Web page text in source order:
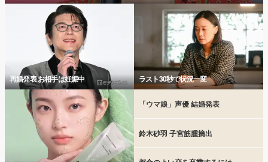
再婚発表 お相手は妊娠中 ラスト30秒で状況一変
「ウマ娘」声優 結婚発表
鈴木砂羽 子宮筋腫摘出